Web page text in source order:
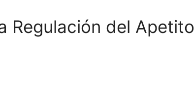
Regulación del Apetito